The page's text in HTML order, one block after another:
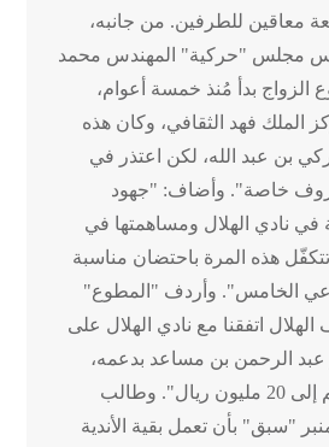
معاقين للطرفين. من جانبه،
مجلس "حركية" المهندس محمد
الزواج بدأ مُنذ خمسة أعوام،
الملك فهد الثقافي، وكان هذه
بن عبد الله، لكن اعتذر في
خاصة". وأضاف: "جهود
في نادي الهلال ومساهمتها في
هذه المرة باحتضان مناسبة
الخامس". وأردف "المطوع"
اتفقنا مع نادي الهلال على
عبد الرحمن بن مساعد بدعمه،
وبإذن الله يصل الدعم إلى 20 مليون ريال". وطالب
"سبق" بأن تعمل بقية الأندية